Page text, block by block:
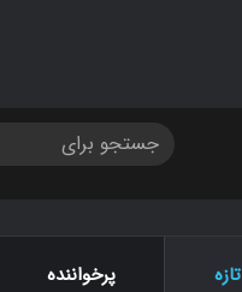
تازه پرخواننده